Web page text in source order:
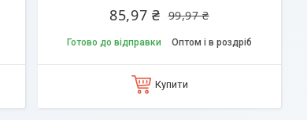
99,97 ₴
85,97 ₴
Готово до відправки Оптом і в роздріб
Купити